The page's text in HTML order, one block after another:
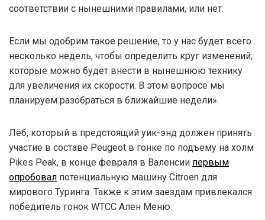
соответствии с нынешними правилами, или нет.
Если мы одобрим такое решение, то у нас будет всего
несколько недель, чтобы определить круг изменений,
которые можно будет внести в нынешнюю технику
для увеличения их скорости. В этом вопросе мы
планируем разобраться в ближайшие недели».
Лёб, который в предстоящий уик-энд должен принять
участие в составе Peugeot в гонке по подъему на холм
Pikes Peak, в конце февраля в Валенсии первым
опробовал потенциальную машину Citroen для
мирового Туринга. Также к этим заездам привлекался
победитель гонок WTCC Ален Меню.